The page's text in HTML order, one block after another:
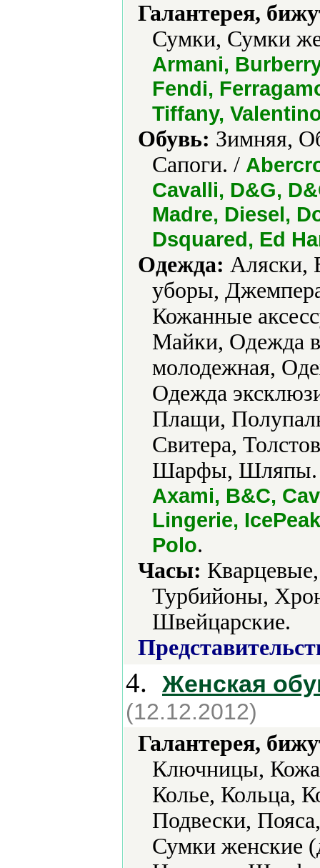
Галантерея,
Сумки, Сумки
Armani,
Fendi,
Tiffany,
Обувь: Зимняя,
Сапоги. /
Cavalli, D&G,
Madre, Diesel,
Dsquared, Ed
Одежда: Аляски,
уборы,
Кожанные
Майки, Одежда
молодежная,
Одежда
Плащи,
Свитера,
Шарфы,
Axami, B&C,
Lingerie,
Polo.
Часы:
Турбийоны,
Швейцарские.
4. Женская
(12.12.2012)
Галантерея,
Ключницы,
Колье, Кольца,
Подвески,
Сумки женские